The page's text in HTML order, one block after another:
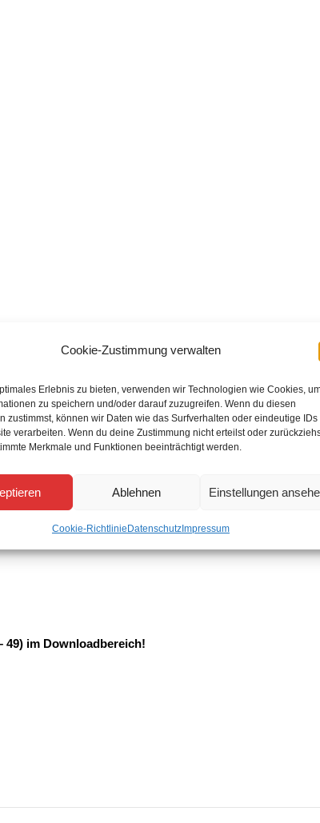
Cookie-Zustimmung verwalten
Erlebnis zu bieten, verwenden wir Technologien wie Cookies,
zu speichern und/oder darauf zuzugreifen. Wenn du diesen
zustimmst, können wir Daten wie das Surfverhalten oder eindeutige IDs
verarbeiten. Wenn du deine Zustimmung nicht erteilst oder
Merkmale und Funktionen beeinträchtigt werden.
Ablehnen Einstellungen
Cookie-Richtlinie DatenschutzImpressum
49) im Downloadbereich!